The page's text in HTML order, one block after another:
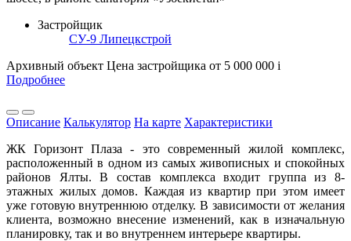
Застройщик
СУ-9 Липецкстрой
Архивный объект Цена застройщика от 5 000 000 i
Подробнее
Описание Калькулятор На карте Характеристики
ЖК Горизонт Плаза - это современный жилой комплекс,
расположенный в одном из самых живописных и спокойных
районов Ялты. В состав комплекса входит группа из 8-
этажных жилых домов. Каждая из квартир при этом имеет
уже готовую внутреннюю отделку. В зависимости от желания
клиента, возможно внесение изменений, как в изначальную
планировку, так и во внутреннем интерьере квартиры.